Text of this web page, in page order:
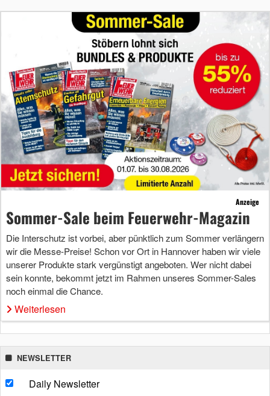
Anzeige
Sommer-Sale beim Feuerwehr-Magazin
Die Interschutz ist vorbei, aber pünktlich zum Sommer verlängern
wir die Messe-Preise! Schon vor Ort in Hannover haben wir viele
unserer Produkte stark vergünstigt angeboten. Wer nicht dabei
sein konnte, bekommt jetzt im Rahmen unseres Sommer-Sales
noch einmal die Chance.
Weiterlesen
NEWSLETTER
Daily Newsletter